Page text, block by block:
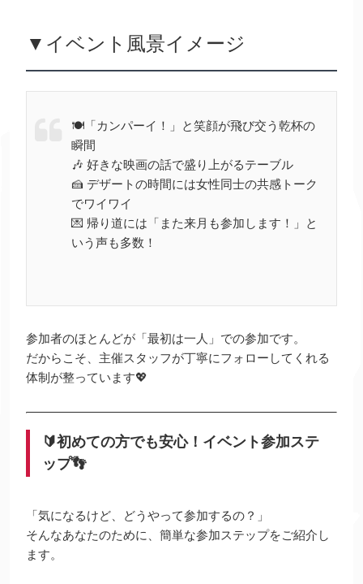
▼イベント風景イメージ
🍽️「カンパーイ！」と笑顔が飛び交う乾杯の
瞬間
🎶 好きな映画の話で盛り上がるテーブル
🍰 デザートの時間には女性同士の共感トーク
でワイワイ
💌 帰り道には「また来月も参加します！」と
いう声も多数！
参加者のほとんどが「最初は一人」での参加です。
だからこそ、主催スタッフが丁寧にフォローしてくれる
体制が整っています💖
🔰初めての方でも安心！イベント参加ステ
ップ👣
「気になるけど、どうやって参加するの？」
そんなあなたのために、簡単な参加ステップをご紹介し
ます。